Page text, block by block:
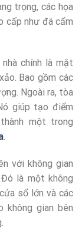
trọng, các họa
cấp như đá cẩm
chính là mặt
Bao gồm các
Ngoài ra, tòa
giúp tạo điểm
một trong
.
với không gian
là một không
sổ lớn và các
gian bên